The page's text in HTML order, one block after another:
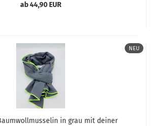
ab 44,90 EUR
NEU
in grau mit deiner